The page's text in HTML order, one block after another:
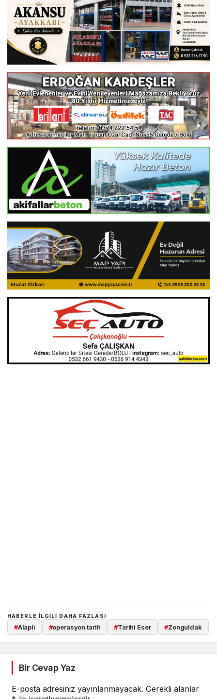
HABERLE ILGILI DAHA FAZLASI
#Alaplı #operasyon tarih #Tarihi Eser #Zonguldak
Bir Cevap Yaz
E-posta adresiniz yayınlanmayacak. Gerekli alanlar